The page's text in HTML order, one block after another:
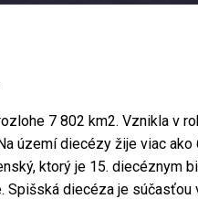
7 802 km2. Vznikla v
území diecézy žije viac ako
ktorý je 15. diecéznym
Spišská diecéza je súčasťou